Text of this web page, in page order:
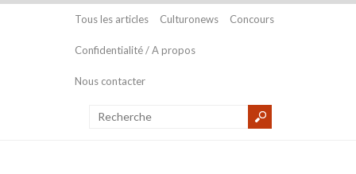
Tous les articles Culturonews Concours
Confidentialité / A propos
Nous contacter